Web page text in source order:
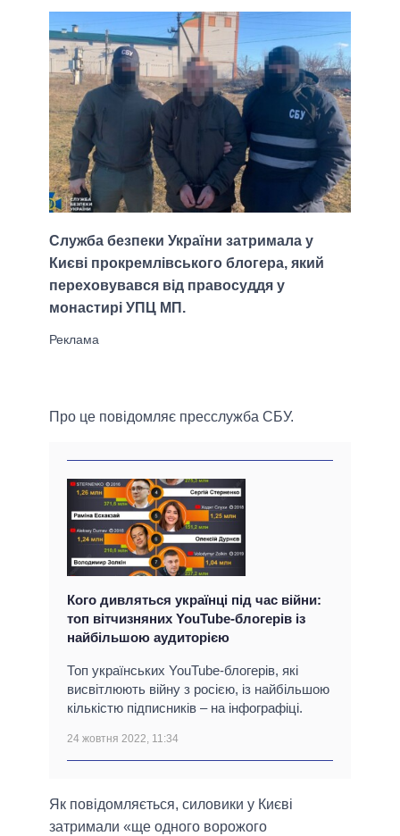
Служба безпеки України затримала у
Києві прокремлівського блогера, який
переховувався від правосуддя у
монастирі УПЦ МП.
Про це повідомляє пресслужба СБУ.
Кого дивляться українці під час війни:
топ вітчизняних YouTube-блогерів із
найбільшою аудиторією
Топ українських YouTube-блогерів, які
висвітлюють війну з росією, із найбільшою
кількістю підписників – на інфографіці.
24 жовтня 2022, 11:34
Як повідомляється, силовики у Києві
затримали «ще одного ворожого